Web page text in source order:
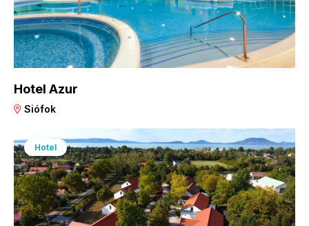
Hotel Azur
Siófok
Hotel